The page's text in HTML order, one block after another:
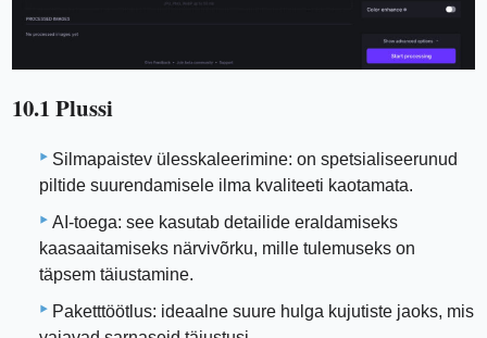
10.1 Plussi
Silmapaistev ülesskaleerimine: on spetsialiseerunud
piltide suurendamisele ilma kvaliteeti kaotamata.
AI-toega: see kasutab detailide eraldamiseks
kaasaaitamiseks närvivõrku, mille tulemuseks on
täpsem täiustamine.
Paketttöötlus: ideaalne suure hulga kujutiste jaoks, mis